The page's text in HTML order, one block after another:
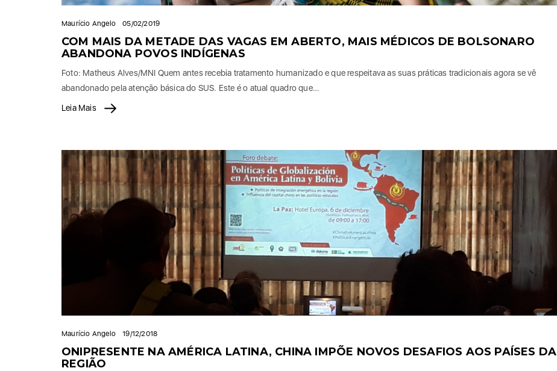
Maurício Angelo 05/02/2019
COM MAIS DA METADE DAS VAGAS EM ABERTO, MAIS MÉDICOS DE BOLSONARO
ABANDONA POVOS INDÍGENAS
Foto: Matheus Alves/MNI Quem antes recebia tratamento humanizado e que respeitava as suas práticas tradicionais agora se vê
abandonado pela atenção básica do SUS. Este é o atual quadro que…
Leia Mais
Maurício Angelo 19/12/2018
ONIPRESENTE NA AMÉRICA LATINA, CHINA IMPÕE NOVOS DESAFIOS AOS PAÍSES DA
REGIÃO